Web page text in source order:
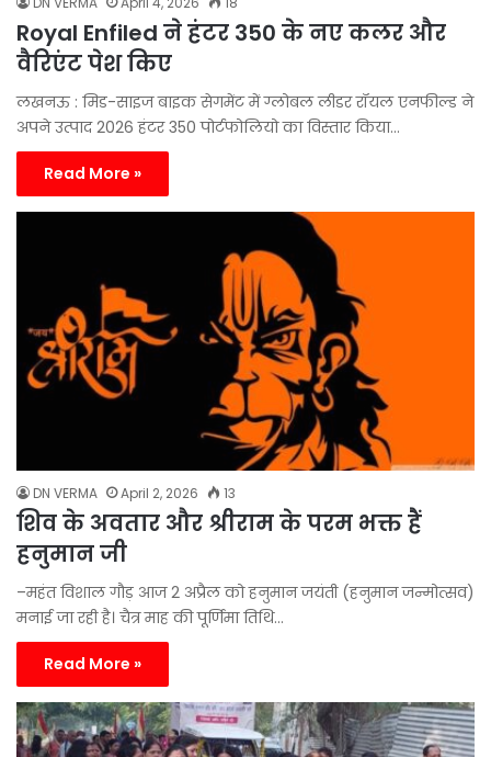
Royal Enfiled ने हंटर 350 के नए कलर और
वैरिएंट पेश किए
लखनऊ : मिड-साइज बाइक सेगमेंट में ग्लोबल लीडर रॉयल एनफील्ड ने
अपने उत्पाद 2026 हंटर 350 पोर्टफोलियो का विस्तार किया…
Read More »
DN VERMA April 2, 2026 13
शिव के अवतार और श्रीराम के परम भक्त हैं
हनुमान जी
–महंत विशाल गौड़ आज 2 अप्रैल को हनुमान जयंती (हनुमान जन्मोत्सव)
मनाई जा रही है। चैत्र माह की पूर्णिमा तिथि…
Read More »